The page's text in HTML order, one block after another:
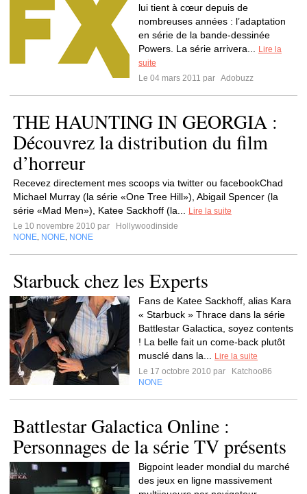
lui tient à cœur depuis de
nombreuses années : l’adaptation
en série de la bande-dessinée
Powers. La série arrivera...
Lire la
suite
Le 04 mars 2011 par Adobuzz
THE HAUNTING IN GEORGIA :
Découvrez la distribution du film
d’horreur
Recevez directement mes scoops via twitter ou facebookChad
Michael Murray (la série «One Tree Hill»), Abigail Spencer (la
série «Mad Men»), Katee Sackhoff (la...
Lire la suite
Le 10 novembre 2010 par
Hollywoodinside
NONE NONE NONE
Starbuck chez les Experts
Fans de Katee Sackhoff, alias Kara
« Starbuck » Thrace dans la série
Battlestar Galactica, soyez contents
! La belle fait un come-back plutôt
musclé dans la...
Lire la suite
Le 17 octobre 2010 par
Katchoo86
NONE
Battlestar Galactica Online :
Personnages de la série TV présents
Bigpoint leader mondial du marché
des jeux en ligne massivement